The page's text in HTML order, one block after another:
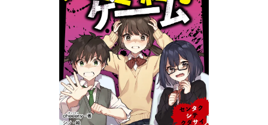
プレゼントコーナー
公式Twitterアカウント
公式LINEアカウント
作品投稿ガイドライン
作品掲載ポリシー 掲示板投稿規約